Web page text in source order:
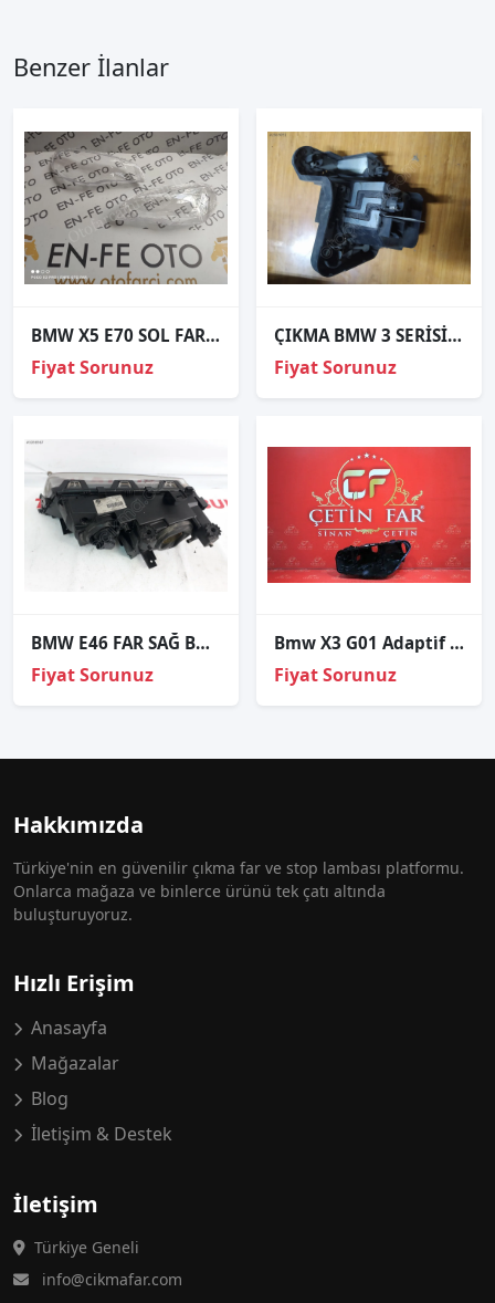
Benzer İlanlar
BMW X5 E70 SOL FAR CAMI SIFIR
Fiyat Sorunuz
ÇIKMA BMW 3 SERİSİ E92 COUPE SOL DIŞ STOP DUYU
Fiyat Sorunuz
BMW E46 FAR SAĞ BOŞ SEDAN
Fiyat Sorunuz
Bmw X3 G01 Adapti̇f Sol Far Kasasi
Fiyat Sorunuz
Hakkımızda
Türkiye'nin en güvenilir çıkma far ve stop lambası platformu.
Onlarca mağaza ve binlerce ürünü tek çatı altında
buluşturuyoruz.
Hızlı Erişim
Anasayfa
Mağazalar
Blog
İletişim & Destek
İletişim
Türkiye Geneli
info@cikmafar.com